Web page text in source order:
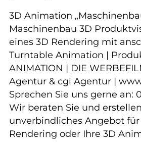
3D Animation
Maschinenbau 3D
eines 3D Rendering mit
Turntable Animation |
ANIMATION | DIE
Agentur & cgi Agentur |
Sprechen Sie uns gerne an:
Wir beraten Sie und
unverbindliches Angebot für
Rendering oder Ihre 3D